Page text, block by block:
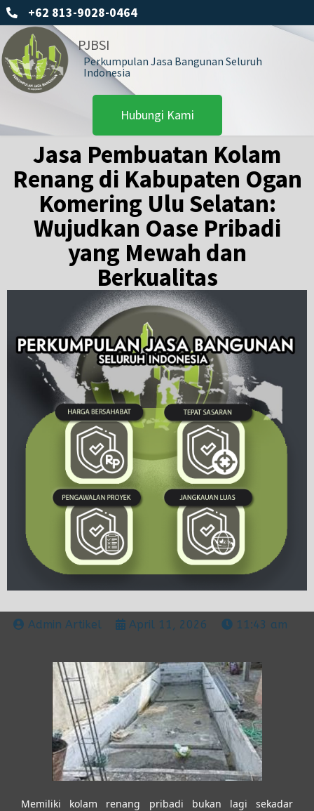
+62 813-9028-0464
PJBSI
Perkumpulan Jasa Bangunan Seluruh
Indonesia
Hubungi Kami
Jasa Pembuatan Kolam
Renang di Kabupaten Ogan
Komering Ulu Selatan:
Wujudkan Oase Pribadi
yang Mewah dan
Berkualitas
Admin Artikel April 11, 2026 11:43 am
Memiliki kolam renang pribadi bukan lagi sekadar